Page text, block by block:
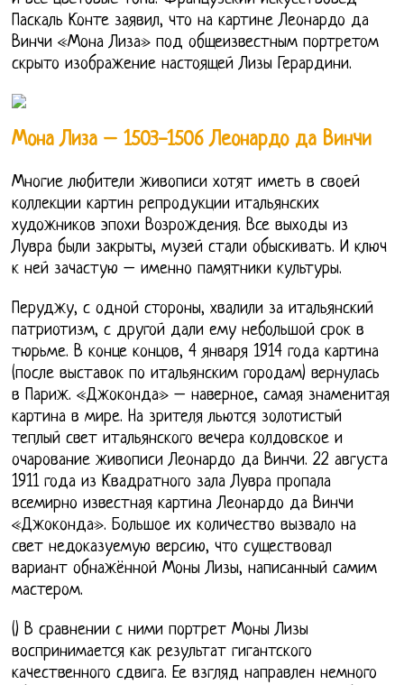
Паскаль Конте заявил, что на картине Леонардо да
Винчи «Мона Лиза» под общеизвестным портретом
скрыто изображение настоящей Лизы Герардини.
Мона Лиза – 1503-1506 Леонардо да Винчи
Многие любители живописи хотят иметь в своей
коллекции картин репродукции итальянских
художников эпохи Возрождения. Все выходы из
Лувра были закрыты, музей стали обыскивать. И ключ
к ней зачастую – именно памятники культуры.
Перуджу, с одной стороны, хвалили за итальянский
патриотизм, с другой дали ему небольшой срок в
тюрьме. В конце концов, 4 января 1914 года картина
(после выставок по итальянским городам) вернулась
в Париж. «Джоконда» – наверное, самая знаменитая
картина в мире. На зрителя льются золотистый
теплый свет итальянского вечера колдовское и
очарование живописи Леонардо да Винчи. 22 августа
1911 года из Квадратного зала Лувра пропала
всемирно известная картина Леонардо да Винчи
«Джоконда». Большое их количество вызвало на
свет недоказуемую версию, что существовал
вариант обнажённой Моны Лизы, написанный самим
мастером.
() В сравнении с ними портрет Моны Лизы
воспринимается как результат гигантского
качественного сдвига. Ее взгляд направлен немного